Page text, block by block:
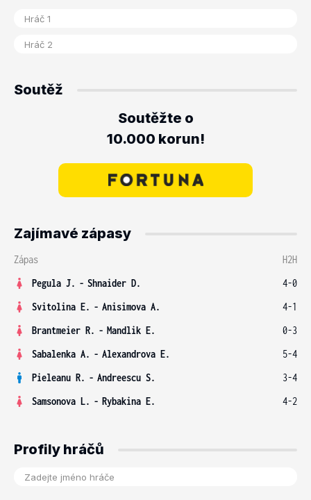
Soutěž
Soutěžte o
10.000 korun!
Zajímavé zápasy
Zápas
H2H
Pegula J. - Shnaider D.
4-0
Svitolina E. - Anisimova A.
4-1
Brantmeier R. - Mandlik E.
0-3
Sabalenka A. - Alexandrova E.
5-4
Pieleanu R. - Andreescu S.
3-4
Samsonova L. - Rybakina E. 4-2
Profily hráčů